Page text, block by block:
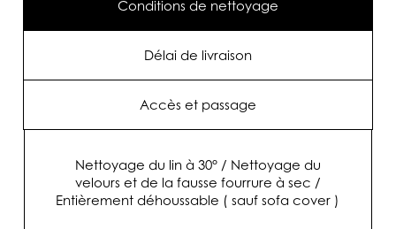
Conditions de nettoyage
Délai de livraison
Accès et passage
Nettoyage du lin à 30° / Nettoyage du
velours et de la fausse fourrure à sec /
Entièrement déhoussable ( sauf sofa cover )